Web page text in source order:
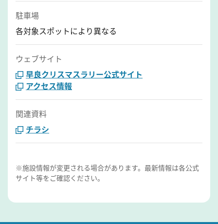
駐車場
各対象スポットにより異なる
ウェブサイト
早良クリスマスラリー公式サイト
アクセス情報
関連資料
チラシ
※施設情報が変更される場合があります。最新情報は各公式
サイト等をご確認ください。